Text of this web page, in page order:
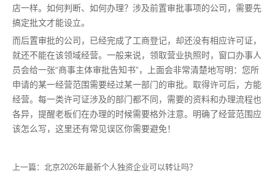
店一样。如何判断、如何办理？涉及前置审批事项的公司，需要先
搞定批文才能设立。
而后置审批的公司，已经完成了工商登记，却还没有相应许可证，
就还不能在该领域经营。一般来说，领取营业执照时，窗口办事人
员会给一张“商事主体审批告知书”，上面会非常清楚地写明：您所
申请的某一经营范围需要经过某一部门的审批。取得许可后，方能
经营。每一类许可证涉及的部门都不同，需要的资料和办理流程也
各异，提醒老板们在办理的时候需要格外注意。明确了经营范围应
该怎么写，这里还有常见误区你需要避免！
上一篇： 北京2026年最新个人独资企业可以转让吗？